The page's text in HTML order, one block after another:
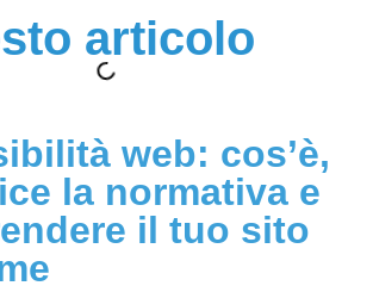
articolo
web: cos’è,
la normativa e
il tuo sito